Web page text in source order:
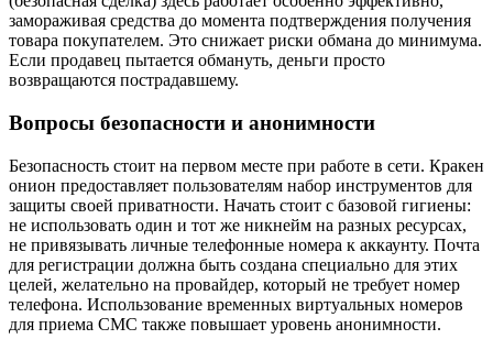
замораживая средства до момента подтверждения получения
товара покупателем. Это снижает риски обмана до минимума.
Если продавец пытается обмануть, деньги просто
возвращаются пострадавшему.
Вопросы безопасности и анонимности
Безопасность стоит на первом месте при работе в сети. Кракен
онион предоставляет пользователям набор инструментов для
защиты своей приватности. Начать стоит с базовой гигиены:
не использовать один и тот же никнейм на разных ресурсах,
не привязывать личные телефонные номера к аккаунту. Почта
для регистрации должна быть создана специально для этих
целей, желательно на провайдер, который не требует номер
телефона. Использование временных виртуальных номеров
для приема СМС также повышает уровень анонимности.